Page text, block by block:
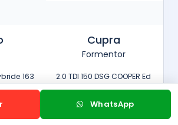
163
Cupra
Formentor
2.0 TDI 150 DSG COOPER Ed
Volvo VS Cupra
WhatsApp